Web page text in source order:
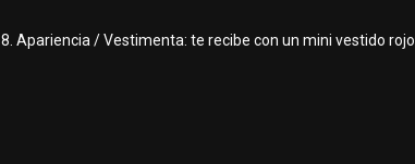
8. Apariencia / Vestimenta: te recibe con un mini vestido rojo